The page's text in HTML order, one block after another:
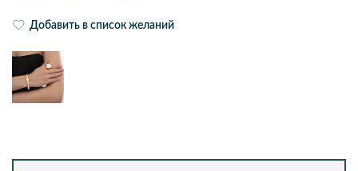
Добавить в список желаний